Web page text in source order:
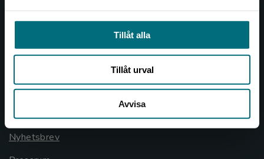
Tillåt alla
Tillåt urval
Avvisa
Om oss
Cookies
GDPR och personuppgifter
Lediga tjänster
Nyhetsbrev